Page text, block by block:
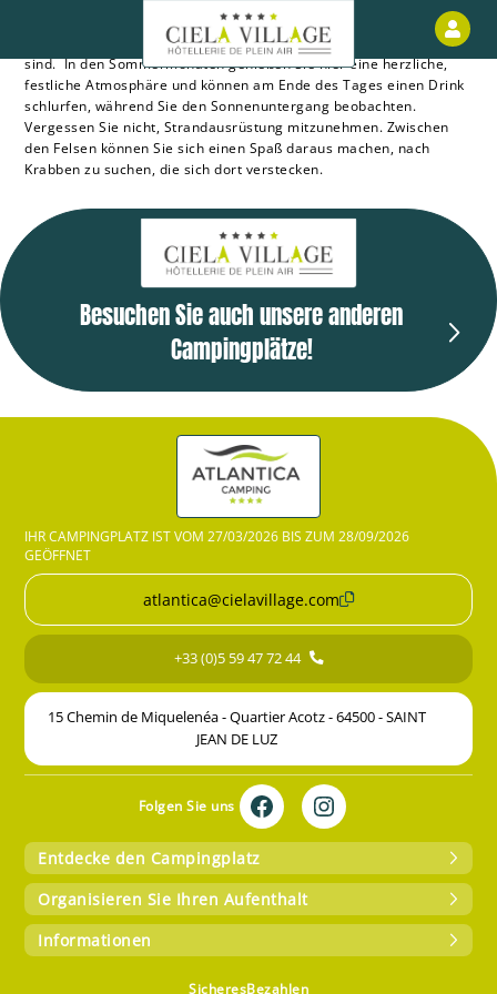
Der Strand von Erromardie besteht aus Sand und Kieselsteinen
und ist ideal, wenn Sie auf der Suche nach Ruhe und Erholung
sind. In den Sommermonaten genießen Sie hier eine herzliche,
festliche Atmosphäre und können am Ende des Tages einen Drink
schlurfen, während Sie den Sonnenuntergang beobachten.
Vergessen Sie nicht, Strandausrüstung mitzunehmen. Zwischen
den Felsen können Sie sich einen Spaß daraus machen, nach
Krabben zu suchen, die sich dort verstecken.
Besuchen Sie auch unsere anderen
Campingplätze!
IHR CAMPINGPLATZ IST VOM 27/03/2026 BIS ZUM 28/09/2026
GEÖFFNET
atlantica@cielavillage.com
+33 (0)5 59 47 72 44
15 Chemin de Miquelenéa - Quartier Acotz - 64500 - SAINT
JEAN DE LUZ
SicheresBezahlen
Folgen Sie uns
Entdecke den Campingplatz
Organisieren Sie Ihren Aufenthalt
Informationen